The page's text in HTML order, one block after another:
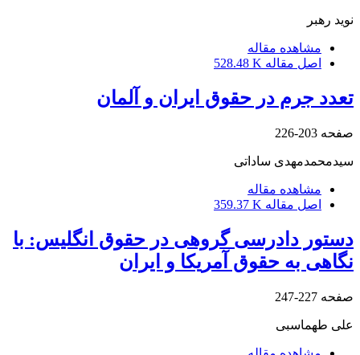
نوید رهبر
مشاهده مقاله
اصل مقاله 528.48 K
تعدد جرم در حقوق ایران و آلمان
صفحه 203-226
سیدمحمدمهدی ساداتی
مشاهده مقاله
اصل مقاله 359.37 K
دستور دادرسی گروهی در حقوق انگلیس: با
نگاهی به حقوق آمریکا و ایران
صفحه 227-247
علی طهماسبی